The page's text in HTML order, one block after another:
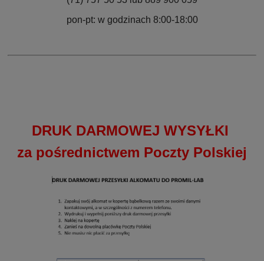
pon-pt: w godzinach 8:00-18:00
DRUK DARMOWEJ WYSYŁKI
za pośrednictwem Poczty Polskiej